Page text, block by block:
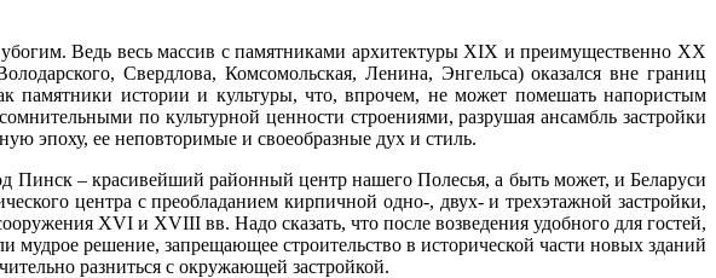
Ведь весь массив с памятниками архитектуры XIX и преимущественно XX
Свердлова, Комсомольская, Ленина, Энгельса) оказался вне границ
памятники истории и культуры, что, впрочем, не может помешать напористым
по культурной ценности строениями, разрушая ансамбль застройки
эпоху, ее неповторимые и своеобразные дух и стиль.
Пинск – красивейший районный центр нашего Полесья, а быть может, и Беларуси
центра с преобладанием кирпичной одно-, двух- и трехэтажной застройки,
XVI и XVIII вв. Надо сказать, что после возведения удобного для гостей,
решение, запрещающее строительство в исторической части новых зданий
разниться с окружающей застройкой.